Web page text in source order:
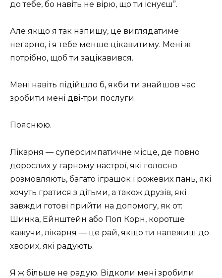
до тебе, бо навіть не вірю, що ти існуєш”.
Але якщо я так напишу, це виглядатиме
негарно, і я тебе менше цікавитиму. Мені ж
потрібно, щоб ти зацікавився.
Мені навіть підійшло б, якби ти знайшов час
зробити мені дві-три послуги.
Пояснюю.
Лікарня — суперсимпатичне місце, де повно
дорослих у гарному настрої, які голосно
розмовляють, багато іграшок і рожевих пань, які
хочуть гратися з дітьми, а також друзів, які
завжди готові прийти на допомогу, як от:
Шинка, Ейнштейн або Поп Корн, коротше
кажучи, лікарня — це рай, якщо ти належиш до
хворих, які радують.
Я ж більше не радую. Відколи мені зробили